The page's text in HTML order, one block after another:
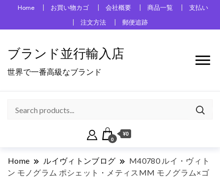
Home お買い物カゴ 会社概要 商品一覧
支払い
注文方法
郵便追跡
ブランド並行輸入店
世界で一番高級なブランド
0
¥0
Home ルイヴィトンブログ
M40780 ルイ・ヴィト
ン モノグラム ポシェット・メティスMM モノグラム×ゴ